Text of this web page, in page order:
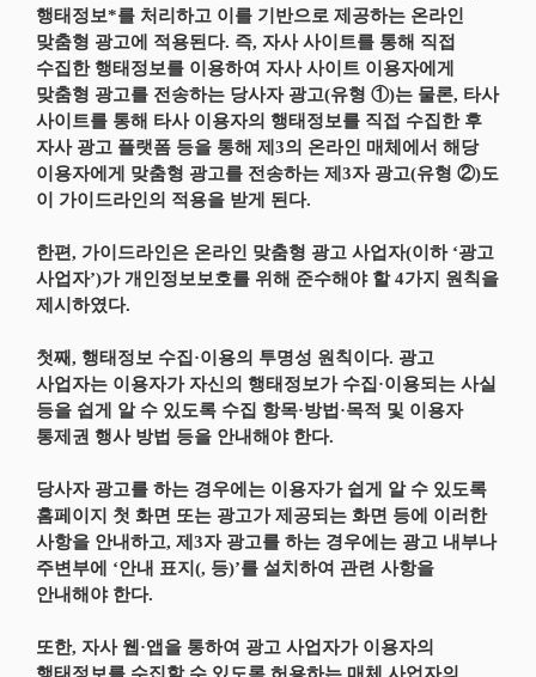
행태정보*를 처리하고 이를 기반으로 제공하는 온라인
맞춤형 광고에 적용된다. 즉, 자사 사이트를 통해 직접
수집한 행태정보를 이용하여 자사 사이트 이용자에게
맞춤형 광고를 전송하는 당사자 광고(유형 ①)는 물론, 타사
사이트를 통해 타사 이용자의 행태정보를 직접 수집한 후
자사 광고 플랫폼 등을 통해 제3의 온라인 매체에서 해당
이용자에게 맞춤형 광고를 전송하는 제3자 광고(유형 ②)도
이 가이드라인의 적용을 받게 된다.
한편, 가이드라인은 온라인 맞춤형 광고 사업자(이하 ‘광고
사업자’)가 개인정보보호를 위해 준수해야 할 4가지 원칙을
제시하였다.
첫째, 행태정보 수집·이용의 투명성 원칙이다. 광고
사업자는 이용자가 자신의 행태정보가 수집·이용되는 사실
등을 쉽게 알 수 있도록 수집 항목·방법·목적 및 이용자
통제권 행사 방법 등을 안내해야 한다.
당사자 광고를 하는 경우에는 이용자가 쉽게 알 수 있도록
홈페이지 첫 화면 또는 광고가 제공되는 화면 등에 이러한
사항을 안내하고, 제3자 광고를 하는 경우에는 광고 내부나
주변부에 ‘안내 표지(, 등)’를 설치하여 관련 사항을
안내해야 한다.
또한, 자사 웹·앱을 통하여 광고 사업자가 이용자의